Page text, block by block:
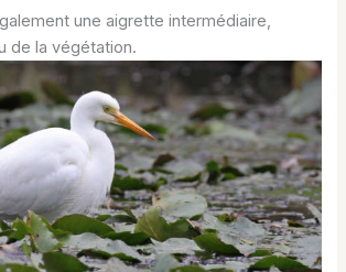
une aigrette intermédiaire,
de la végétation.